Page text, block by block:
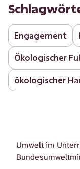
Engagement
Ökologischer
ökologischer
Umwelt im